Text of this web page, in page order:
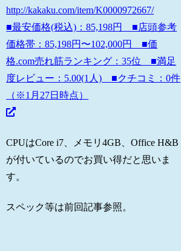
http://kakaku.com/item/K0000972667/
■最安価格(税込)：85,198円 ■店頭参考
価格帯：85,198円〜102,000円 ■価
格.com売れ筋ランキング：35位 ■満足
度レビュー：5.00(1人) ■クチコミ：0件
（※1月27日時点）
CPUはCore i7、メモリ4GB、Office H&B
が付いているのでお買い得だと思いま
す。
スペック等は前回記事参照。